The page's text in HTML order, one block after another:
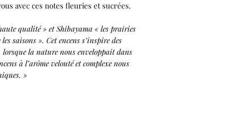
avec ces notes fleuries et sucrées.
qualité » et Shibayama « les prairies
saisons ». Cet encens s’inspire des
lorsque la nature nous enveloppait dans
à l’arôme velouté et complexe nous
»